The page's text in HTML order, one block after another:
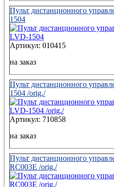
Пульт дистанционного
1504
Артикул: 010415
на заказ
Пульт дистанционного
1504 /orig./
Артикул: 710858
на заказ
Пульт дистанционного
RC003E /orig./